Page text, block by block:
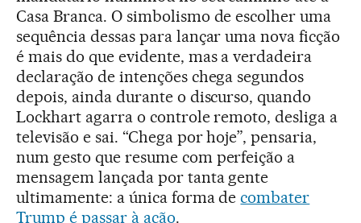
Casa Branca. O simbolismo de escolher uma
sequência dessas para lançar uma nova ficção
é mais do que evidente, mas a verdadeira
declaração de intenções chega segundos
depois, ainda durante o discurso, quando
Lockhart agarra o controle remoto, desliga a
televisão e sai. “Chega por hoje”, pensaria,
num gesto que resume com perfeição a
mensagem lançada por tanta gente
ultimamente: a única forma decombater
Trump é passar à ação.